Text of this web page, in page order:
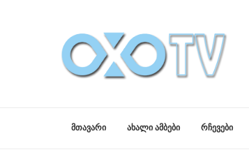
ᲛᲗᲐᲕᲐᲠᲘ ᲐᲮᲐᲚᲘ ᲐᲛᲑᲔᲑᲘ ᲠᲩᲔᲕᲔᲑᲘ